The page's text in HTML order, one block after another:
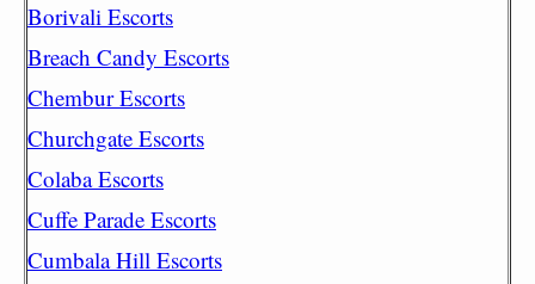
Borivali Escorts
Breach Candy Escorts
Chembur Escorts
Churchgate Escorts
Colaba Escorts
Cuffe Parade Escorts
Cumbala Hill Escorts